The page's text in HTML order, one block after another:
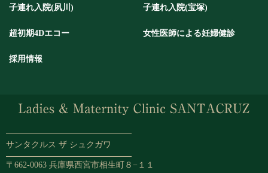
子連れ入院(夙川) 子連れ入院(宝塚)
超初期4Dエコー 女性医師による妊婦健診
採用情報
サンタクルス ザ シュクガワ
〒662-0063 兵庫県西宮市相生町８−１１